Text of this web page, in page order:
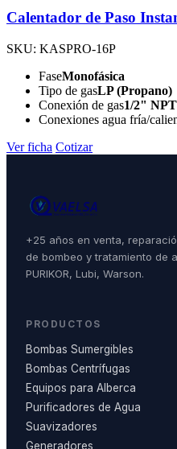
Calentador de Paso
SKU: KASPRO-16P
FaseMonofásica
Tipo de gasLP (Propano)
Conexión de gas1/2"
Conexiones agua fría/
Ver ficha Cotizar
+25 años en venta,
de bombeo y tratamiento de
PURIKOR, Lubi, Warson.
PRODUCTOS
Bombas Sumergibles
Bombas Centrífugas
Equipos para Alberca
Purificadores de Agua
Suavizadores
Generadores